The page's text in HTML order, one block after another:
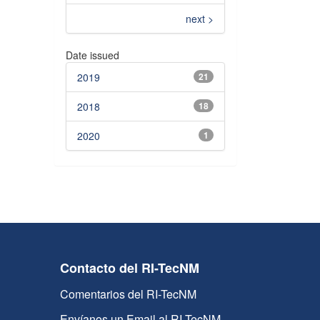
next >
Date issued
21
2019
18
2018
1
2020
Contacto del RI-TecNM
Comentarios del RI-TecNM